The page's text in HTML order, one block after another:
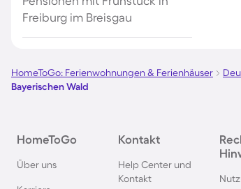
Freiburg im Breisgau
HomeToGo: Ferienwohnungen & Ferienhäuser
Bayerischen Wald
HomeToGo
Über uns
Kontakt
Help Center und
Kontakt